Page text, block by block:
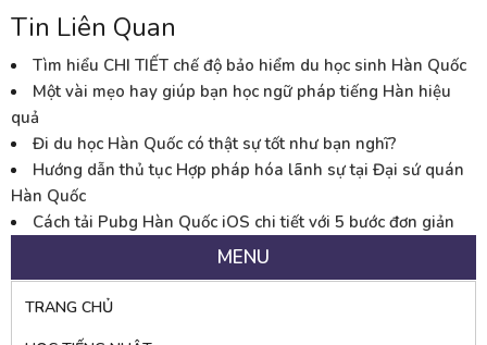
Tin Liên Quan
Tìm hiểu CHI TIẾT chế độ bảo hiểm du học sinh Hàn Quốc
Một vài mẹo hay giúp bạn học ngữ pháp tiếng Hàn hiệu
quả
Đi du học Hàn Quốc có thật sự tốt như bạn nghĩ?
Hướng dẫn thủ tục Hợp pháp hóa lãnh sự tại Đại sứ quán
Hàn Quốc
Cách tải Pubg Hàn Quốc iOS chi tiết với 5 bước đơn giản
MENU
TRANG CHỦ